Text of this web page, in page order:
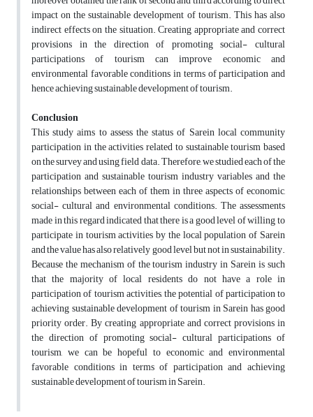
impact on the sustainable development of tourism. This has also
indirect effects on the situation. Creating appropriate and correct
provisions in the direction of promoting social- cultural
participations of tourism can improve economic and
environmental favorable conditions in terms of participation and
hence achieving sustainable development of tourism.
Conclusion
This study aims to assess the status of Sarein local community
participation in the activities related to sustainable tourism based
on the survey and using field data. Therefore, we studied each of the
participation and sustainable tourism industry variables and the
relationships between each of them in three aspects of economic,
social- cultural and environmental conditions. The assessments
made in this regard indicated that there is a good level of willing to
participate in tourism activities by the local population of Sarein
and the value has also relatively good level but not in sustainability.
Because the mechanism of the tourism industry in Sarein is such
that the majority of local residents do not have a role in
participation of tourism activities, the potential of participation to
achieving sustainable development of tourism in Sarein has good
priority order. By creating appropriate and correct provisions in
the direction of promoting social- cultural participations of
tourism, we can be hopeful to economic and environmental
favorable conditions in terms of participation and achieving
sustainable development of tourism in Sarein.